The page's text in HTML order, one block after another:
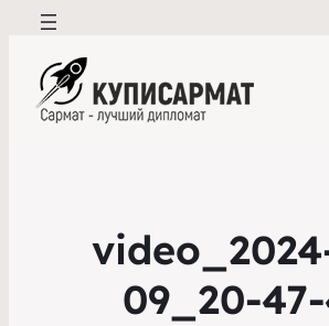
09_20-